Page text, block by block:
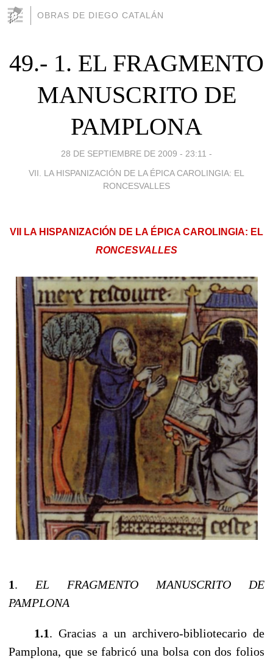
OBRAS DE DIEGO CATALÁN
49.- 1. EL FRAGMENTO
MANUSCRITO DE
PAMPLONA
28 DE SEPTIEMBRE DE 2009 - 23:11 -
VII. LA HISPANIZACIÓN DE LA ÉPICA CAROLINGIA: EL
RONCESVALLES
VII LA HISPANIZACIÓN DE LA ÉPICA CAROLINGIA: EL
RONCESVALLES
1. EL FRAGMENTO MANUSCRITO DE
PAMPLONA
1.1. Gracias a un archivero-bibliotecario de
Pamplona, que se fabricó una bolsa con dos folios